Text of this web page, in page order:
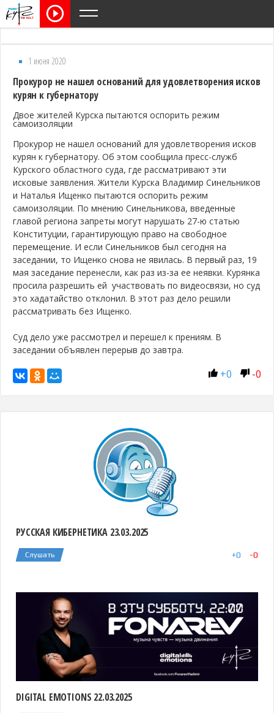
1 июня 2020
Прокурор не нашел оснований для удовлетворения исков
курян к губернатору
Двое жителей Курска пытаются оспорить режим
самоизоляции
Прокурор не нашел оснований для удовлетворения исков
курян к губернатору. Об этом сообщила пресс-служб
Курского областного суда, где рассматривают эти
исковые заявления. Жители Курска Владимир Синельников
и Наталья Ищенко пытаются оспорить режим
самоизоляции. По мнению Синельникова, введенные
главой региона запреты могут нарушать 27-ю статью
Конституции, гарантирующую право на свободное
перемещение. И если Синельников был сегодня на
заседании, то Ищенко снова не явилась. В первый раз, 19
мая заседание перенесли, как раз из-за ее неявки. Курянка
просила разрешить ей участвовать по видеосвязи, но суд
это хадатайство отклонил. В этот раз дело решили
рассматривать без Ищенко.
Суд дело уже рассмотрел и перешел к прениям. В
заседании объявлен перерыв до завтра.
+0 -0
РУССКАЯ КИБЕРНЕТИКА 23.03.2025
Слушать +0 -0
DIGITAL EMOTIONS 22.03.2025